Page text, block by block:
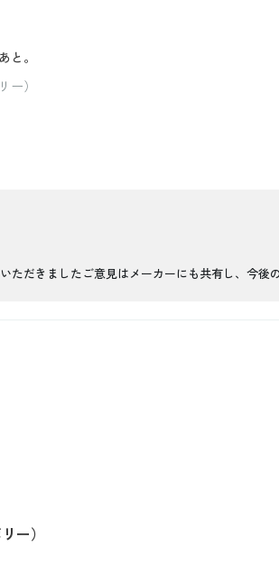
。
）
だきましたご意見はメーカーにも共有し、今後
ー）